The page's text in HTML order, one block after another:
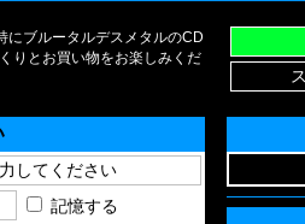
にブルータルデスメタルのCD
りとお買い物をお楽しみくだ
記憶する